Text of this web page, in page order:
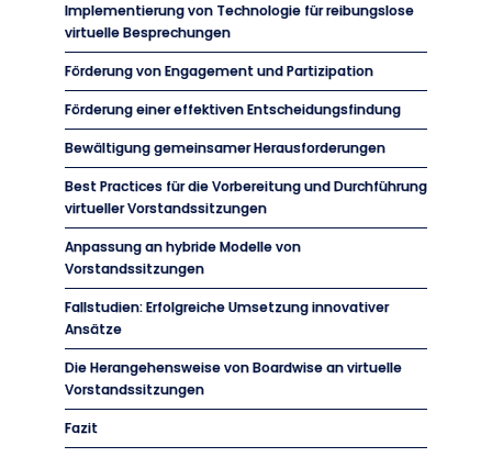
Implementierung von Technologie für reibungslose
virtuelle Besprechungen
Förderung von Engagement und Partizipation
Förderung einer effektiven Entscheidungsfindung
Bewältigung gemeinsamer Herausforderungen
Best Practices für die Vorbereitung und Durchführung
virtueller Vorstandssitzungen
Anpassung an hybride Modelle von
Vorstandssitzungen
Fallstudien: Erfolgreiche Umsetzung innovativer
Ansätze
Die Herangehensweise von Boardwise an virtuelle
Vorstandssitzungen
Fazit